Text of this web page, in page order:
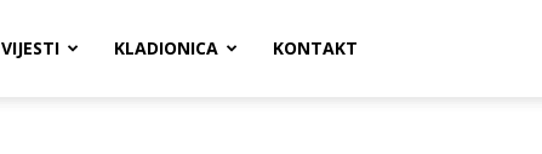
VIJESTI KLADIONICA KONTAKT